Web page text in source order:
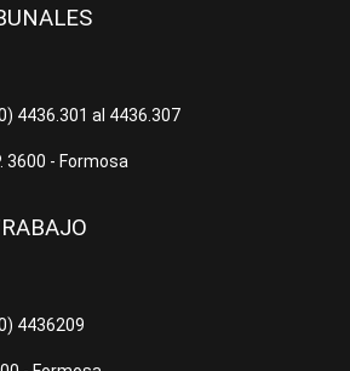
4436.301 al 4436.307
3600 - Formosa
4436209